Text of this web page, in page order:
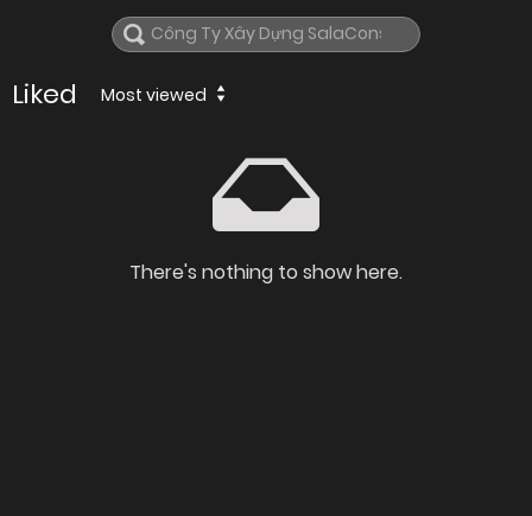
Liked Most viewed
There's nothing to show here.